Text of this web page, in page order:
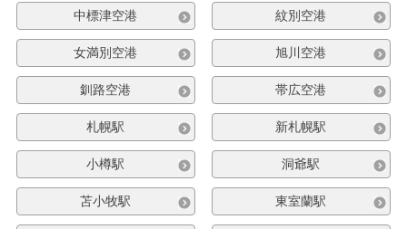
中標津空港 紋別空港
女満別空港 旭川空港
釧路空港 帯広空港
札幌駅 新札幌駅
小樽駅 洞爺駅
苫小牧駅 東室蘭駅